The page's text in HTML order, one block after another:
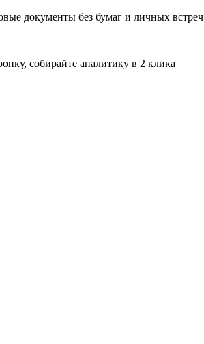
документы без бумаг и личных встреч
собирайте аналитику в 2 клика